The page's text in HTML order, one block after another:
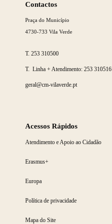
Contactos
Praça do Município
4730-733 Vila Verde
T.253 310500
T. Linha + Atendimento: 253 310516
geral@cm-vilaverde.pt
Acessos Rápidos
Atendimento e Apoio ao Cidadão
Erasmus+
Europa
Política de privacidade
Mapa do Site